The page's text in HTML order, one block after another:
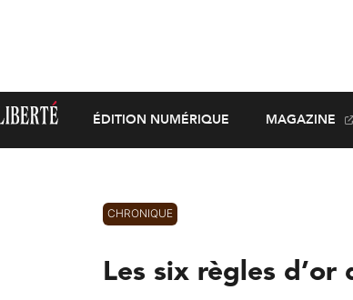
ÉDITION NUMÉRIQUE MAGAZINE
CHRONIQUE
Les six règles